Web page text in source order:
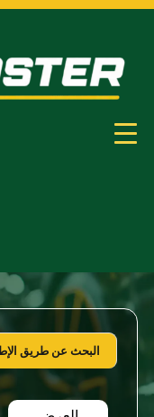
البحث عن طريق